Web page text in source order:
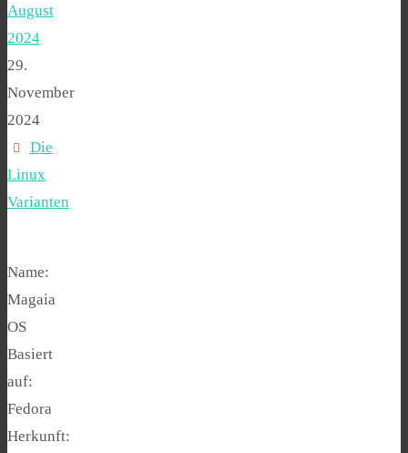
August
2024
29.
November
2024
Die
Linux
Varianten
Name:
Magaia
OS
Basiert
auf:
Fedora
Herkunft: